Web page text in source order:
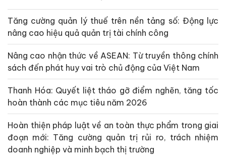
Tăng cường quản lý thuế trên nền tảng số: Động lực
nâng cao hiệu quả quản trị tài chính công
Nâng cao nhận thức về ASEAN: Từ truyền thông chính
sách đến phát huy vai trò chủ động của Việt Nam
Thanh Hóa: Quyết liệt tháo gỡ điểm nghẽn, tăng tốc
hoàn thành các mục tiêu năm 2026
Hoàn thiện pháp luật về an toàn thực phẩm trong giai
đoạn mới: Tăng cường quản trị rủi ro, trách nhiệm
doanh nghiệp và minh bạch thị trường